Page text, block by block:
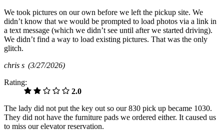
We took pictures on our own before we left the pickup site. We
didn’t know that we would be prompted to load photos via a link in
a text message (which we didn’t see until after we started driving).
We didn’t find a way to load existing pictures. That was the only
glitch.
chris s (3/27/2026)
Rating:
2.0
The lady did not put the key out so our 830 pick up became 1030.
They did not have the furniture pads we ordered either. It caused us
to miss our elevator reservation.